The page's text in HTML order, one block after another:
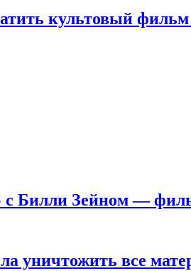
культовый
Билли Зейном —
уничтожить все